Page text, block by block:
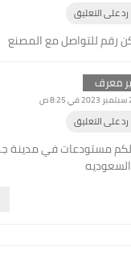
رقم للتواصل مع المصنع
رد على التعليق
معرف
ص
مستودعات في مدينة
رد على التعليق